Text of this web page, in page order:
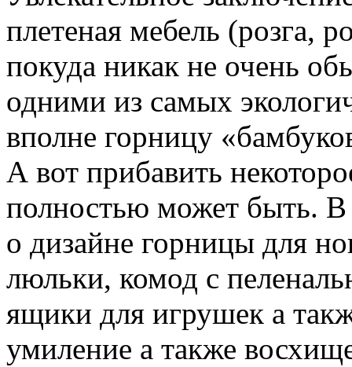
плетеная мебель (розга,
покуда никак не очень
одними из самых
вполне горницу
А вот прибавить
полностью может быть. В
о дизайне горницы для
люльки, комод с
ящики для игрушек а
умиление а также